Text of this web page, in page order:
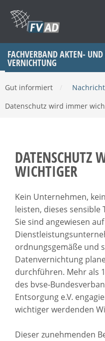
FACHVERBAND AKTEN-
VERNICHTUNG
Gut informiert
Datenschutz wird immer
DATENSCHUTZ
WICHTIGER
Kein Unternehmen,
leisten, dieses sensible
Sie sind angewiesen
ordnungsgemäße und
Datenvernichtung
durchführen. Mehr als
des bvse-
Entsorgung e.V.
wichtiger werdenden
Dieser zunehmenden